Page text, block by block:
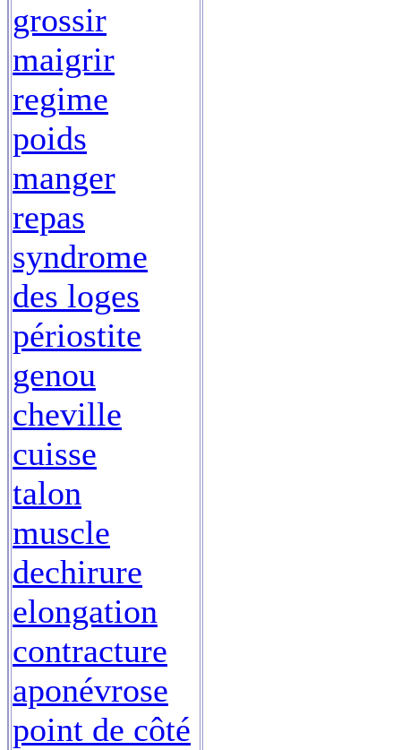
grossir
maigrir
regime
poids
manger
repas
syndrome
des loges
périostite
genou
cheville
cuisse
talon
muscle
dechirure
elongation
contracture
aponévrose
point de côté